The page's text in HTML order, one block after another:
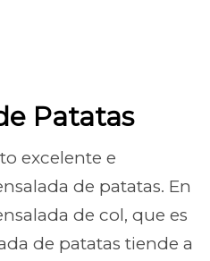
Patatas
excelente e
de patatas. En
de col, que es
de patatas tiende a